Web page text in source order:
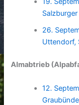
26.
Uttendorf,
Almabtrieb
12.